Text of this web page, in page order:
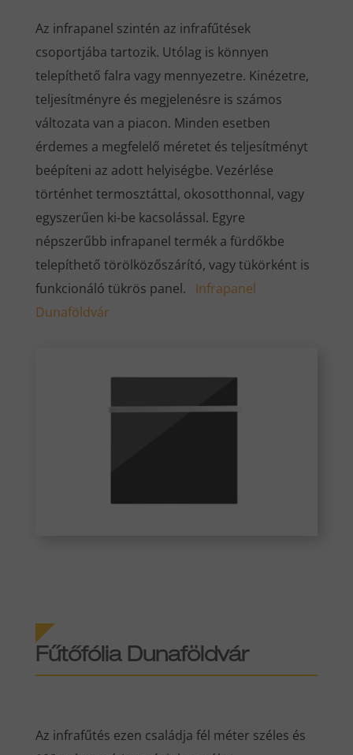
Az infrapanel szintén az infrafűtések
csoportjába tartozik. Utólag is könnyen
telepíthető falra vagy mennyezetre. Kinézetre,
teljesítményre és megjelenésre is számos
változata van a piacon. Minden esetben
érdemes a megfelelő méretet és teljesítményt
beépíteni az adott helyiségbe. Vezérlése
történhet termosztáttal, okosotthonnal, vagy
egyszerűen ki-be kacsolással. Egyre
népszerűbb infrapanel termék a fürdőkbe
telepíthető törölközőszárító, vagy tükörként is
funkcionáló tükrös panel. Infrapanel
Dunaföldvár
Fűtőfólia Dunaföldvár
Az infrafűtés ezen családja fél méter széles és